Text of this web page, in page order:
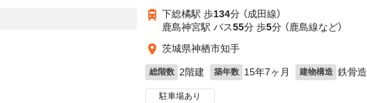
下総橘駅 歩134分 （成田線）
鹿島神宮駅 バス55分 歩5分 （鹿島線など）
茨城県神栖市知手
総階数 2階建 築年数 15年7ヶ月 建物構造 鉄骨造
駐車場あり